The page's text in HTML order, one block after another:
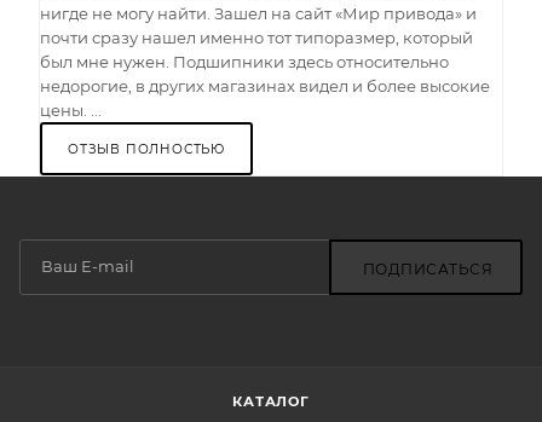
нигде не могу найти. Зашел на сайт «Мир привода» и
почти сразу нашел именно тот типоразмер, который
был мне нужен. Подшипники здесь относительно
недорогие, в других магазинах видел и более высокие
цены. ...
ОТЗЫВ ПОЛНОСТЬЮ
ПОДПИСАТЬСЯ
КАТАЛОГ